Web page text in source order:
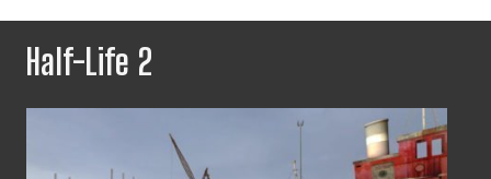
Half-Life 2